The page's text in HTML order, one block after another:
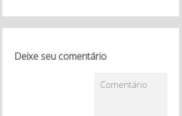
Deixe seu comentário
Comentário